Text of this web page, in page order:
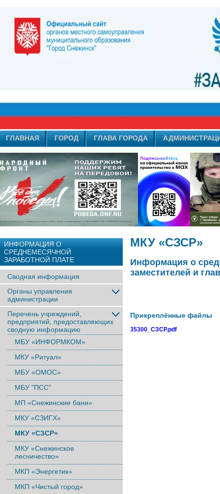
ГЛАВНАЯ ГОРОД ГЛАВА ГОРОДА
ИНФОРМАЦИЯ О
СРЕДНЕМЕСЯЧНОЙ
ЗАРАБОТНОЙ ПЛАТЕ
Сводная информация
Органы управления
администрации
Перечень учреждений,
предприятий, предоставляющих
сводную информацию
МБУ «ИНФОРМКОМ»
МКУ «Ритуал»
МБУ «ОМОС»
МБУ "ПСС"
МП «Снежинские бани»
МКУ «СЗИГХ»
МКУ «СЗСР»
МКУ «Снежинское
лесничество»
МКП «Энергетик»
МКП «Чистый город»
МКУ «СЗСР»
Информация о
заместителей и
Прикреплённые файлы
35300_СЗСР.pdf